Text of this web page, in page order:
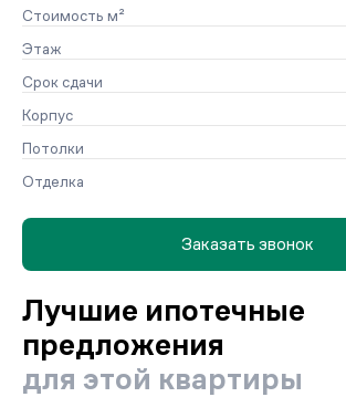
Стоимость м²
Этаж
Срок сдачи
Корпус
Потолки
Отделка
Заказать звонок
Лучшие ипотечные
предложения
для этой квартиры